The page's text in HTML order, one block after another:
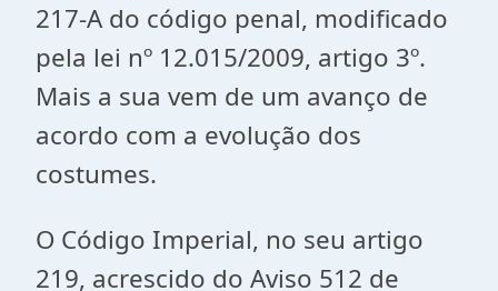
217-A do código penal, modificado
pela lei nº 12.015/2009, artigo 3º.
Mais a sua vem de um avanço de
acordo com a evolução dos
costumes.
O Código Imperial, no seu artigo
219, acrescido do Aviso 512 de